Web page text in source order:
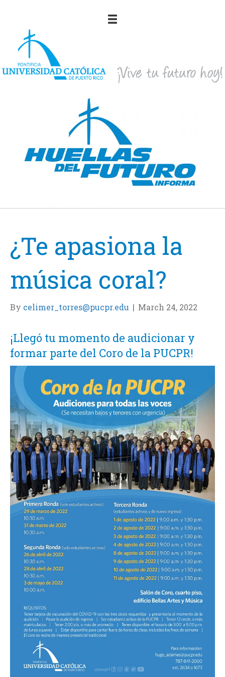
¿Te apasiona la
música coral?
By celimer_torres@pucpr.edu | March 24, 2022
¡Llegó tu momento de audicionar y
formar parte del Coro de la PUCPR!